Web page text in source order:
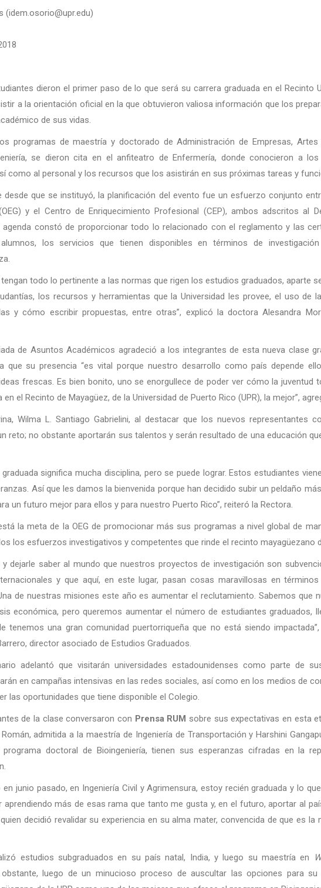
(idem.osorio@upr.edu)
dieron el primer paso de lo que será su carrera graduada en el Recinto
a la orientación oficial en la que obtuvieron valiosa información que los
de sus vidas.
programas de maestría y doctorado de Administración de Empresas, Artes
se dieron cita en el anfiteatro de Enfermería, donde conocieron a los
como al personal y los recursos que los asistirán en sus próximas tareas y
que se instituyó, la planificación del evento fue un esfuerzo conjunto
y el Centro de Enriquecimiento Profesional (CEP), ambos adscritos al
constó de proporcionar todo lo relacionado con el reglamento y las
los servicios que tienen disponibles en términos de
todo lo pertinente a las normas que rigen los estudios graduados, aparte
los recursos y herramientas que la Universidad les provee, el uso de
y cómo escribir propuestas, entre otras”, explicó la doctora Alesandra
de Asuntos Académicos agradeció a los integrantes de esta nueva clase
que su presencia “es vital porque nuestro desarrollo como país depende
frescas. Es bien bonito, uno se enorgullece de poder ver cómo la juventud
el Recinto de Mayagüez, de la Universidad de Puerto Rico (UPR), la mejor”,
Wilma L. Santiago Gabrielini, al destacar que los nuevos representantes
reto; no obstante aportarán sus talentos y serán resultado de una educación
significa mucha disciplina, pero se puede lograr. Estos estudiantes
Así que les damos la bienvenida porque han decidido subir un peldaño
un futuro mejor para ellos y para nuestro Puerto Rico”, reiteró la Rectora.
la meta de la OEG de promocionar más sus programas a nivel global de
los esfuerzos investigativos y competentes que rinde el recinto mayagüezano
y dejarle saber al mundo que nuestros proyectos de investigación son
y que aquí, en este lugar, pasan cosas maravillosas en
de nuestras misiones este año es aumentar el reclutamiento. Sabemos que
económica, pero queremos aumentar el número de estudiantes graduados,
tenemos una gran comunidad puertorriqueña que no está siendo
director asociado de Estudios Graduados.
adelantó que visitarán universidades estadounidenses como parte de
en campañas intensivas en las redes sociales, así como en los medios de
las oportunidades que tiene disponible el Colegio.
de la clase conversaron con Prensa RUM sobre sus expectativas en esta
admitida a la maestría de Ingeniería de Transportación y Harshini
doctoral de Bioingeniería, tienen sus esperanzas cifradas en la
junio pasado, en Ingeniería Civil y Agrimensura, estoy recién graduada y lo
aprendiendo más de esas rama que tanto me gusta y, en el futuro, aportar al
decidió revalidar su experiencia en su alma mater, convencida de que es la
estudios subgraduados en su país natal, India, y luego su maestría en
luego de un minucioso proceso de auscultar las opciones para su